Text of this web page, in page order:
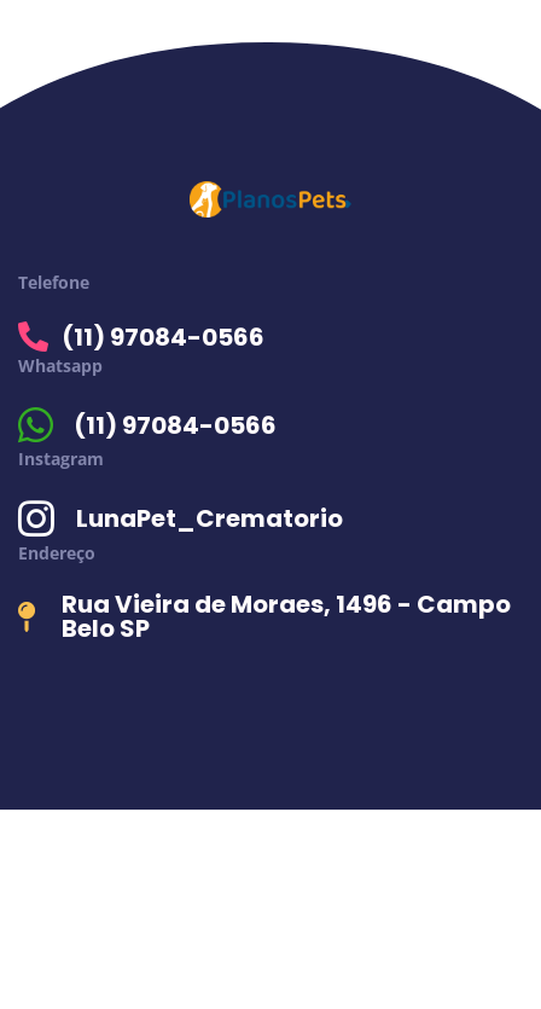
Telefone
(11) 97084-0566
Whatsapp
(11) 97084-0566
Instagram
LunaPet_Crematorio
Endereço
Rua Vieira de Moraes, 1496 - Campo
Belo SP